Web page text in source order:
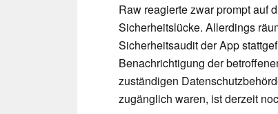
Raw reagierte zwar prompt auf
Sicherheitslücke. Allerdings
Sicherheitsaudit der App
Benachrichtigung der
zuständigen
zugänglich waren, ist derzeit